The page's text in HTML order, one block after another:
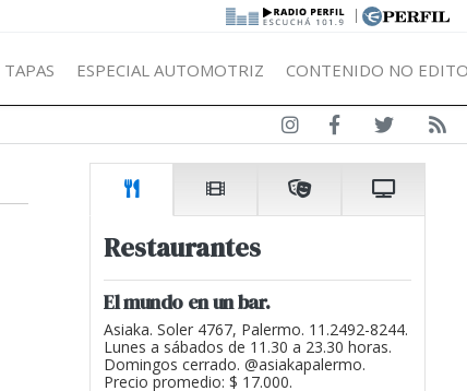
|
TAPAS ESPECIAL AUTOMOTRIZ CONTENIDO NO
Restaurantes
El mundo en un bar.
Asiaka. Soler 4767, Palermo. 11.2492-8244.
Lunes a sábados de 11.30 a 23.30 horas.
Domingos cerrado. @asiakapalermo.
Precio promedio: $ 17.000.